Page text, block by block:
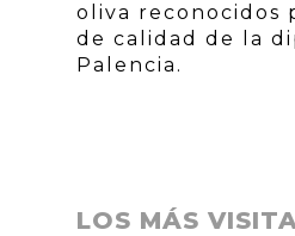
oliva reconocidos
de calidad de la
Palencia.
LOS MÁS